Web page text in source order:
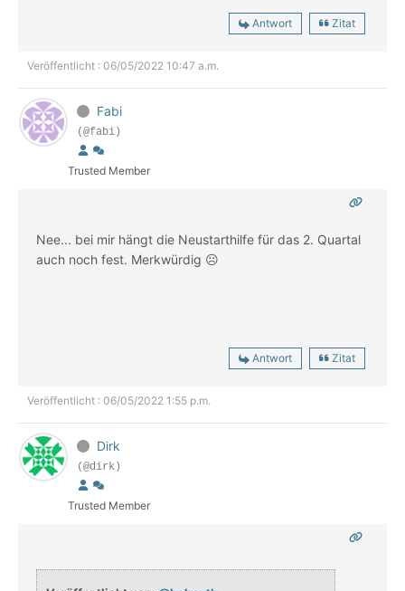
Antwort Zitat
Veröffentlicht : 06/05/2022 10:47 a.m.
Fabi
(@fabi)
Trusted Member
Nee... bei mir hängt die Neustarthilfe für das 2. Quartal
auch noch fest. Merkwürdig ☹
Antwort Zitat
Veröffentlicht : 06/05/2022 1:55 p.m.
Dirk
(@dirk)
Trusted Member